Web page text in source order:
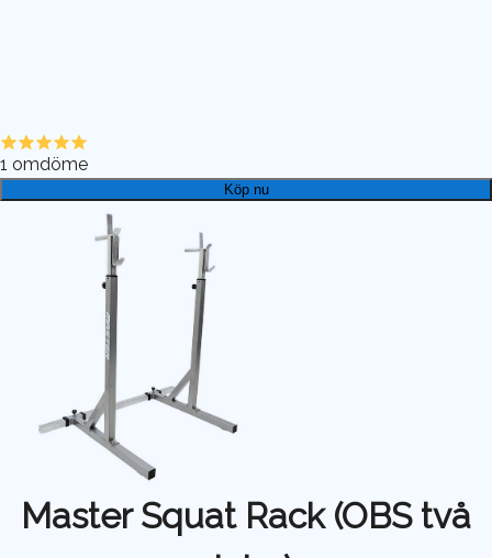
1 omdöme
Köp nu
Master Squat Rack (OBS två